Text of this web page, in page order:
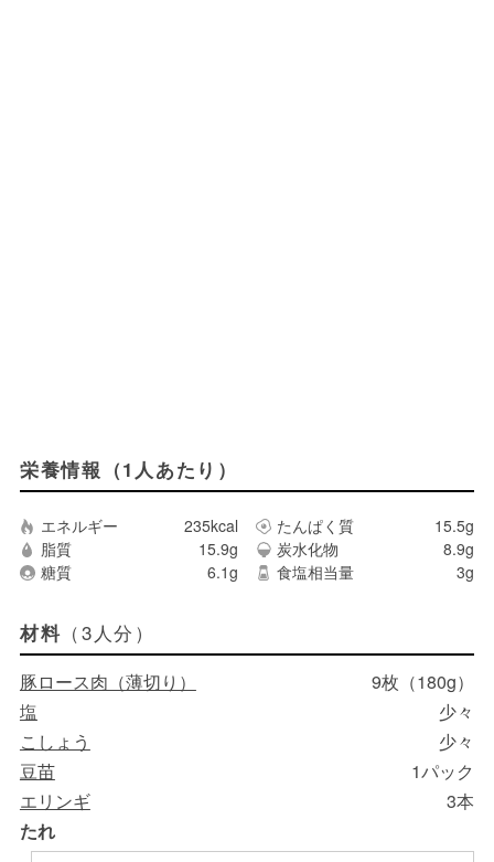
栄養情報（1人あたり）
エネルギー 235kcal たんぱく質
15.5g
脂質
15.9g 炭水化物
8.9g
糖質
6.1g 食塩相当量 3g
材料 （3人分）
豚ロース肉（薄切り）
9枚（180g）
塩
少々
こしょう
少々
豆苗
1パック
エリンギ
3本
たれ